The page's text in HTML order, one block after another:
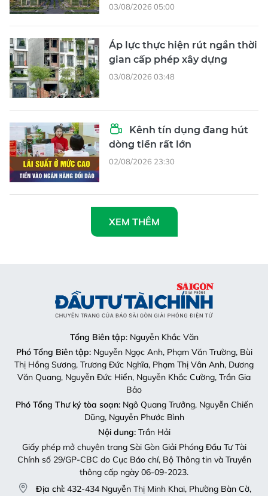
03/08/2026 05:00
Áp lực thực hiện rút ngắn thời
gian cấp phép xây dựng
03/08/2026 03:48
Kênh tín dụng đang hút
dòng tiền rất lớn
02/08/2026 23:30
XEM THÊM
Tổng Biên tập: Nguyễn Khắc Văn
Phó Tổng Biên tập:Nguyễn Ngọc Anh, Phạm Văn Trường, Bùi
Thị Hồng Sương, Trương Đức Nghĩa, Phạm Thị Vân Anh, Dương
Văn Quang, Nguyễn Đức Hiển, Nguyễn Khắc Cường, Trần Gia
Bảo
Phó Tổng Thư ký tòa soạn:Ngô Quang Trưởng, Nguyễn Chiến
Dũng, Nguyễn Phước Bình
Nội dung:Trần Hải
Giấy phép mở chuyên trang Sài Gòn Giải Phóng Đầu Tư Tài
Chính số 29/GP-CBC do Cục Báo chí, Bộ Thông tin và Truyền
thông cấp ngày 06-09-2023.
Địa chỉ: 432-434 Nguyễn Thị Minh Khai, Phường Bàn Cờ,